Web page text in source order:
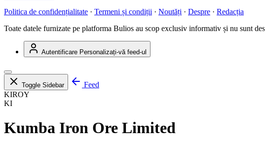
Politica de confidențialitate · Termeni și condiții · Noutăți · Despre · Redacția
Toate datele furnizate pe platforma Bulios au scop exclusiv informativ și nu sunt
Autentificare Personalizați-vă feed-ul
Toggle Sidebar
Feed
KIROY
KI
Kumba Iron Ore Limited